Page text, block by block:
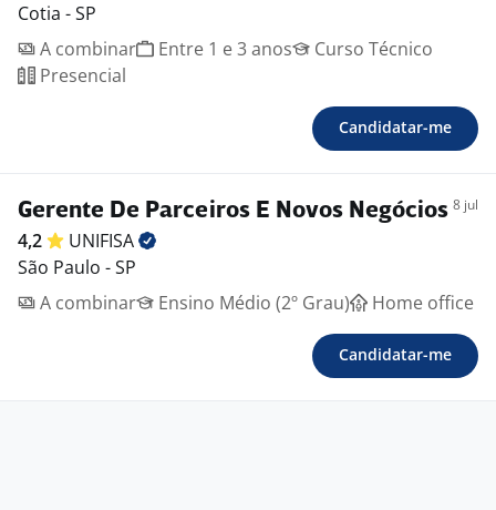
Cotia - SP
A combinar
Entre 1 e 3 anos
Curso Técnico
Presencial
Candidatar-me
Gerente De Parceiros E Novos Negócios 8 jul
4,2
UNIFISA
São Paulo - SP
A combinar
Ensino Médio (2º Grau) Home office
Candidatar-me